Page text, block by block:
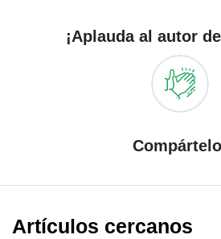
¡Aplauda al autor
Artículos cercanos